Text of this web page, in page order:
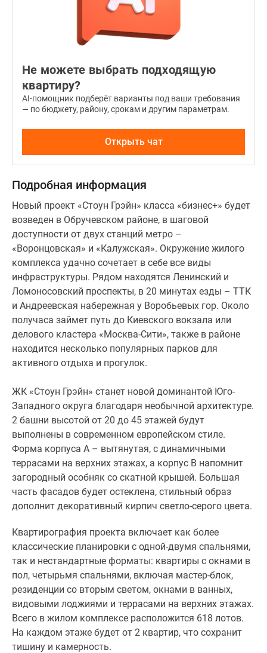
Не можете выбрать подходящую
квартиру?
AI-помощник подберёт варианты под ваши требования
— по бюджету, району, срокам и другим параметрам.
Открыть чат
Подробная информация
Новый проект «Стоун Грэйн» класса «бизнес+» будет
возведен в Обручевском районе, в шаговой
доступности от двух станций метро –
«Воронцовская» и «Калужская». Окружение жилого
комплекса удачно сочетает в себе все виды
инфраструктуры. Рядом находятся Ленинский и
Ломоносовский проспекты, в 20 минутах езды – ТТК
и Андреевская набережная у Воробьевых гор. Около
получаса займет путь до Киевского вокзала или
делового кластера «Москва-Сити», также в районе
находится несколько популярных парков для
активного отдыха и прогулок.
ЖК «Стоун Грэйн» станет новой доминантой Юго-
Западного округа благодаря необычной архитектуре.
2 башни высотой от 20 до 45 этажей будут
выполнены в современном европейском стиле.
Форма корпуса А – вытянутая, с динамичными
террасами на верхних этажах, а корпус B напомнит
загородный особняк со скатной крышей. Большая
часть фасадов будет остеклена, стильный образ
дополнит декоративный кирпич светло-серого цвета.
Квартирография проекта включает как более
классические планировки с одной-двумя спальнями,
так и нестандартные форматы: квартиры с окнами в
пол, четырьмя спальнями, включая мастер-блок,
резиденции со вторым светом, окнами в ванных,
видовыми лоджиями и террасами на верхних этажах.
Всего в жилом комплексе расположится 618 лотов.
На каждом этаже будет от 2 квартир, что сохранит
тишину и камерность.